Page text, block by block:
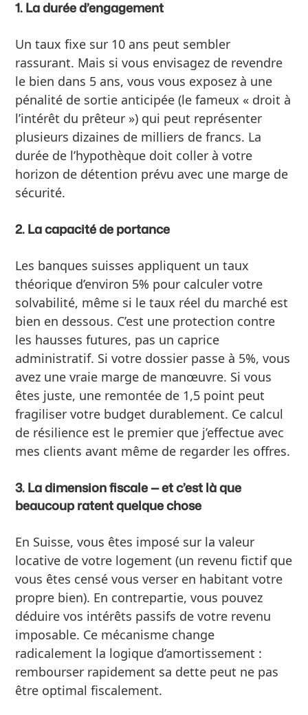
1. La durée d’engagement
Un taux fixe sur 10 ans peut sembler
rassurant. Mais si vous envisagez de revendre
le bien dans 5 ans, vous vous exposez à une
pénalité de sortie anticipée (le fameux « droit à
l’intérêt du prêteur ») qui peut représenter
plusieurs dizaines de milliers de francs. La
durée de l’hypothèque doit coller à votre
horizon de détention prévu avec une marge de
sécurité.
2. La capacité de portance
Les banques suisses appliquent un taux
théorique d’environ 5% pour calculer votre
solvabilité, même si le taux réel du marché est
bien en dessous. C’est une protection contre
les hausses futures, pas un caprice
administratif. Si votre dossier passe à 5%, vous
avez une vraie marge de manœuvre. Si vous
êtes juste, une remontée de 1,5 point peut
fragiliser votre budget durablement. Ce calcul
de résilience est le premier que j’effectue avec
mes clients avant même de regarder les offres.
3. La dimension fiscale — et c’est là que
beaucoup ratent quelque chose
En Suisse, vous êtes imposé sur la valeur
locative de votre logement (un revenu fictif que
vous êtes censé vous verser en habitant votre
propre bien). En contrepartie, vous pouvez
déduire vos intérêts passifs de votre revenu
imposable. Ce mécanisme change
radicalement la logique d’amortissement :
rembourser rapidement sa dette peut ne pas
être optimal fiscalement.